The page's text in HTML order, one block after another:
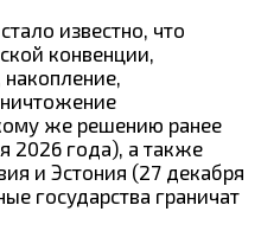
известно, что
конвенции,
же решению ранее
2026 года), а также
и Эстония (27 декабря
государства граничат